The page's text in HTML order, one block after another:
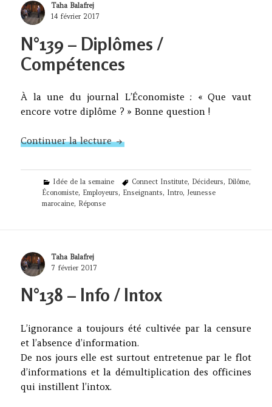
Author
Taha Balafrej
Posted
14 février 2017
N°139 – Diplômes /
Compétences
À la une du journal L’Économiste : « Que vaut
encore votre diplôme ? » Bonne question !
Continuer la lectureN°139 – Diplômes / Compétences
Categories
Idée de la semaine Tags
Connect Institute, Décideurs, Dilôme,
Économiste, Employeurs, Enseignants, Intro, Jeunesse
marocaine, Réponse
Author
Taha Balafrej
Posted
7 février 2017
N°138 – Info / Intox
L’ignorance a toujours été cultivée par la censure
et l’absence d’information.
De nos jours elle est surtout entretenue par le flot
d’informations et la démultiplication des officines
qui instillent l’intox.